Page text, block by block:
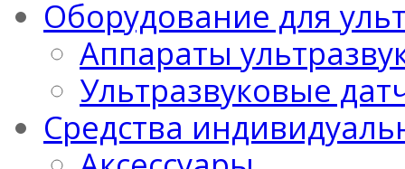
Оборудование для
Аппараты
Ультразвуковые
Средства